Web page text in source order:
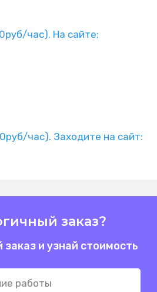
час). На сайте:
час). Заходите на сайт:
заказ?
и узнай стоимость